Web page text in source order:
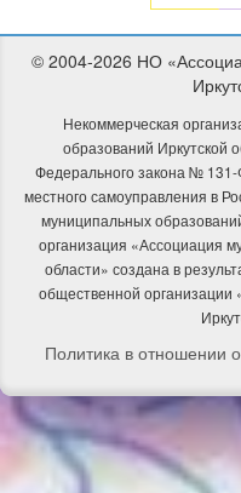
© 2004-2026 НО
Некоммерческая
образований Иркутской
Федерального закона №
местного самоуправления в
муниципальных
организация «Ассоциация
области» создана в
общественной организации
Политика в отношении